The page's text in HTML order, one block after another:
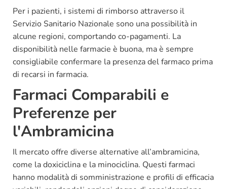
Per i pazienti, i sistemi di rimborso attraverso il
Servizio Sanitario Nazionale sono una possibilità in
alcune regioni, comportando co-pagamenti. La
disponibilità nelle farmacie è buona, ma è sempre
consigliabile confermare la presenza del farmaco prima
di recarsi in farmacia.
Farmaci Comparabili e
Preferenze per
l'Ambramicina
Il mercato offre diverse alternative all’ambramicina,
come la doxiciclina e la minociclina. Questi farmaci
hanno modalità di somministrazione e profili di efficacia